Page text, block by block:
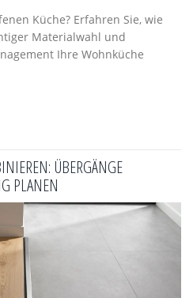
Küche? Erfahren Sie, wie
Materialwahl und
Ihre Wohnküche
ÜBERGÄNGE Z
PLANEN